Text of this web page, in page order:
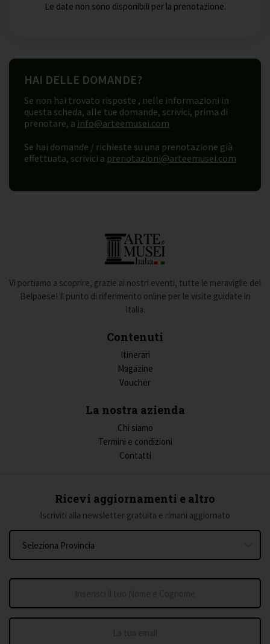
Le date non sono disponibili per la prenotazione.
HAI DELLE DOMANDE?
Se non hai trovato risposte , nelle informazioni in
questa scheda, alle tue domande, scrivici, prima di
prenotare, a info@arteemusei.com
Se hai domande / richieste su una prenotazione già
effettuata, scrivici a prenotazioni@arteemusei.com
Vi portiamo a scoprire, grazie ai nostri eventi, tutte le meraviglie del
Belpaese! Il punto di riferimento online per le visite guidate in
Italia.
Contenuti
Itinerari
Magazine
Voucher
La nostra azienda
Chi siamo
Termini e condizioni
Contatti
Ricevi aggiornamenti e altro
Iscriviti alla newsletter gratuita e rimani aggiornato